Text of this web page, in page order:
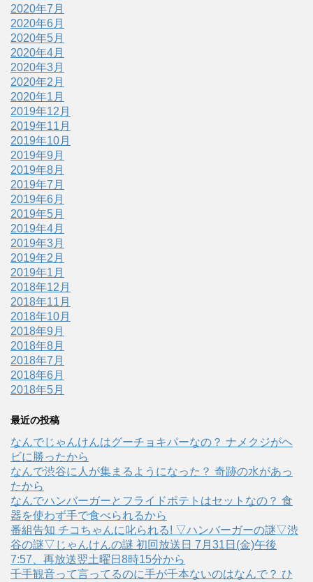
2020年7月
2020年6月
2020年5月
2020年4月
2020年3月
2020年2月
2020年1月
2019年12月
2019年11月
2019年10月
2019年9月
2019年8月
2019年7月
2019年6月
2019年5月
2019年4月
2019年3月
2019年2月
2019年1月
2018年12月
2018年11月
2018年10月
2018年9月
2018年8月
2018年7月
2018年6月
2018年5月
最近の投稿
なんでじゃんけんはグーチョキパーなの？ ナメクジがヘ
ビに勝ったから
なんで渋谷に人が集まるようになった？ 奇跡の水があっ
たから
なんでハンバーガーとフライドポテトはセットなの？ 食
器を使わず手で食べられるから
番組告知 チコちゃんに叱られる! ▽ハンバーガーの謎▽渋
谷の謎▽じゃんけんの謎 初回放送日 7月31日(金)午後
7:57、再放送翌土曜日8時15分から
千手観音って言ってるのに手が千本ないのはなんで？ ひ